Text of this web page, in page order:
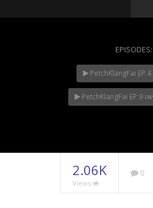
NOW
EPISODES:
PetchKlangFai
PetchKlangFai EP.9 เ
2.06K
Views
0